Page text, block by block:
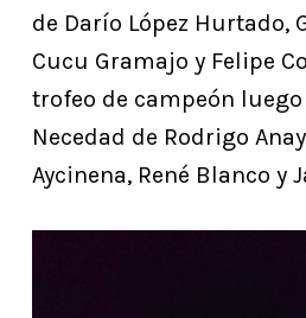
de Darío López Hurtado,
Cucu Gramajo y Felipe
trofeo de campeón luego
Necedad de Rodrigo
Aycinena, René Blanco y